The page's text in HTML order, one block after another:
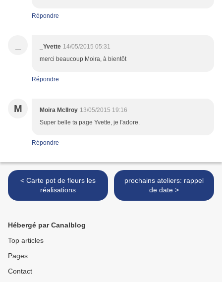
Répondre
_Yvette 14/05/2015 05:31
merci beaucoup Moira, à bientôt
Répondre
M Moira McIlroy 13/05/2015 19:16
Super belle ta page Yvette, je l'adore.
Répondre
< Carte pot de fleurs les
réalisations
prochains ateliers: rappel
de date >
Hébergé par Canalblog
Top articles
Pages
Contact